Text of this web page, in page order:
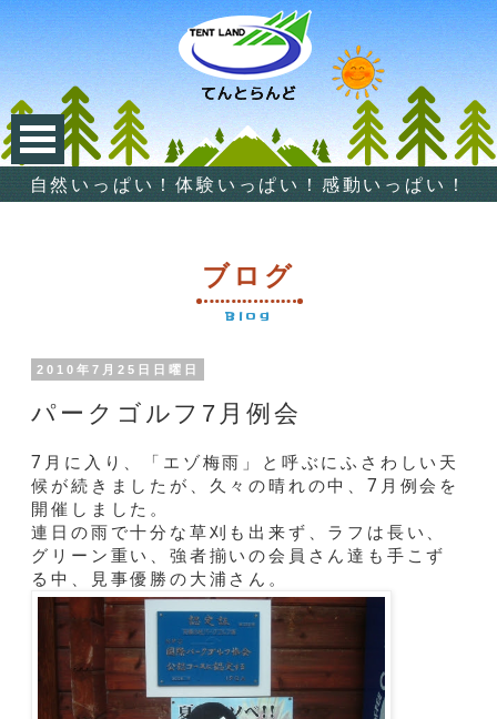
自然いっぱい！体験いっぱい！感動いっぱい！
ブログ
Blog
2010年7月25日日曜日
パークゴルフ7月例会
7月に入り、「エゾ梅雨」と呼ぶにふさわしい天
候が続きましたが、久々の晴れの中、7月例会を
開催しました。
連日の雨で十分な草刈も出来ず、ラフは長い、
グリーン重い、強者揃いの会員さん達も手こず
る中、見事優勝の大浦さん。